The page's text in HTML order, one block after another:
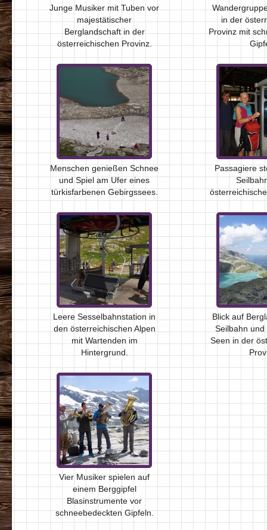
Junge Musiker mit Tuben vor
majestätischer
Berglandschaft in der
österreichischen Provinz.
in der
Provinz mit
Menschen genießen Schnee
und Spiel am Ufer eines
türkisfarbenen Gebirgssees.
Passagiere
Leere Sesselbahnstation in
den österreichischen Alpen
mit Wartenden im
Hintergrund.
Blick auf
Seilbahn
Seen in der
Vier Musiker spielen auf
einem Berggipfel
Blasinstrumente vor
schneebedeckten Gipfeln.